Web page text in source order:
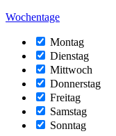
Wochentage
Montag
Dienstag
Mittwoch
Donnerstag
Freitag
Samstag
Sonntag